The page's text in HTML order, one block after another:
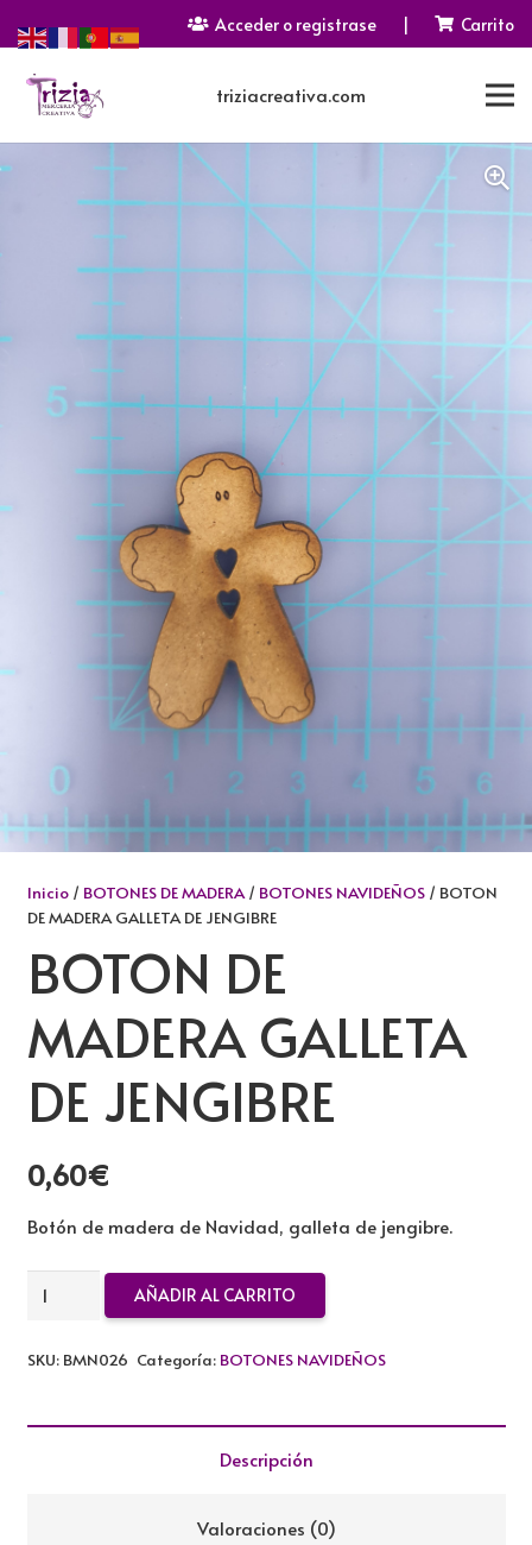
Acceder o registrase | Carrito
triziacreativa.com
Inicio/ BOTONES DE MADERA/ BOTONES NAVIDEÑOS/ BOTON
DE MADERA GALLETA DE JENGIBRE
BOTON DE
MADERA GALLETA
DE JENGIBRE
0,60€
Botón de madera de Navidad, galleta de jengibre.
BOTON
MADERA
AÑADIR AL CARRITO
SKU: BMN026 Categoría: BOTONES NAVIDEÑOS
Descripción
Valoraciones (0)